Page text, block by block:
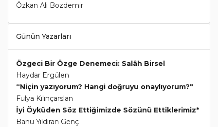
Özkan Ali Bozdemir
Günün Yazarları
Özgeci Bir Özge Denemeci: Salâh Birsel
Haydar Ergülen
“Niçin yazıyorum? Hangi doğruyu onaylıyorum?"
Fulya Kılınçarslan
İyi Öyküden Söz Ettiğimizde Sözünü Ettiklerimiz*
Banu Yıldıran Genç